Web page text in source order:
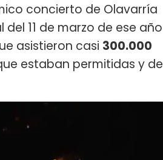
concierto de Olavarría
del 11 de marzo de ese año
asistieron casi 300.000
estaban permitidas y de